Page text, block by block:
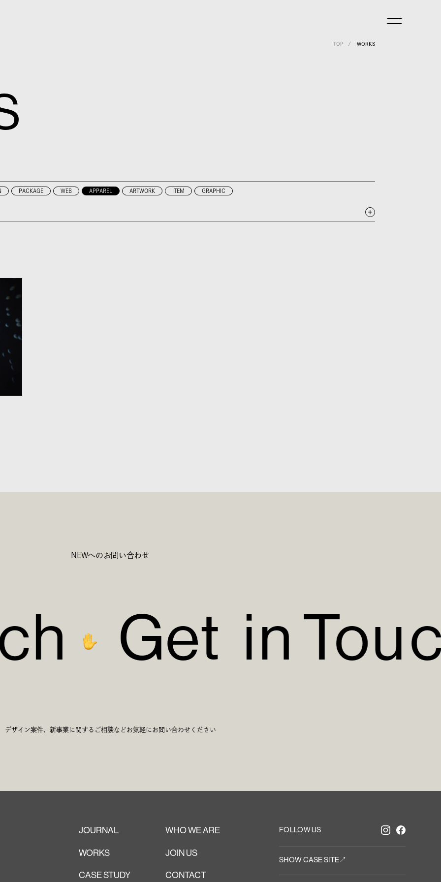
TOP WORKS
PACKAGE WEB APPAREL ARTWORK ITEM GRAPHIC
NEWへのお問い合わせ
h
ch
Get in Tou
Get
デザイン案件、新事業に関するご相談などお気軽にお問い合わせください
JOURNAL WHO WE ARE
WORKS JOIN US
CASE STUDY CONTACT
FOLLOW US
SHOW CASE SITE↗︎